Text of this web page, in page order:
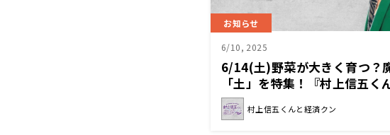
お知らせ
6/10, 2025
6/14(土)野菜が大きく育つ？
「土」を特集！『村上信五く
ン』
村上信五くんと経済クン